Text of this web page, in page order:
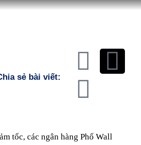
sẻ bài viết:
tốc, các ngân hàng Phố Wall